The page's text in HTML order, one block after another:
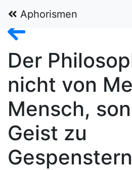
Aphorismen
In Gedenken an Walter Fürst
Der
nicht von
Mensch,
Geist zu